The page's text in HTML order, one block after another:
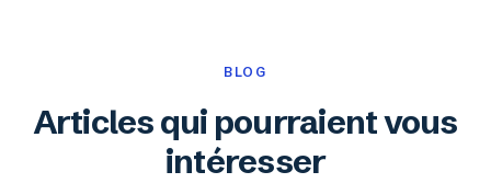
BLOG
Articles qui pourraient vous
intéresser